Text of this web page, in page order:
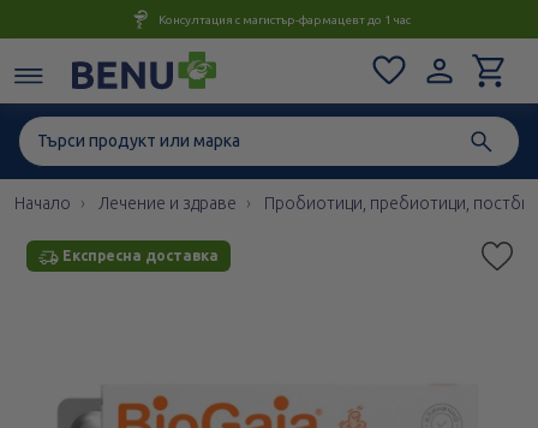
Консултация с магистър-фармацевт до 1 час
Начало Лечение и здраве Пробиотици, пребиотици,
Експресна доставка